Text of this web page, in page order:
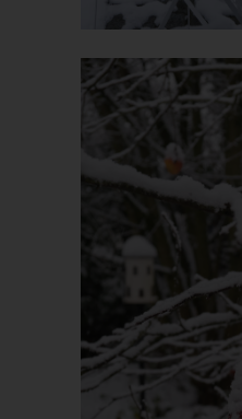
allgemeinen Daten und
verwendeten Browsertypen
zugreifenden System
Internetseite, von welcher ein
Internetseite gelangt
Unterwebseiten, welche über
unserer Internetseite
die Uhrzeit eines Zugriffs auf
Protokoll-Adresse (IP-
Provider des zugreifenden
Daten und Informationen, die
Angriffen auf unsere
Bei der Nutzung dieser
ziehen wird keine
Diese Informationen werden